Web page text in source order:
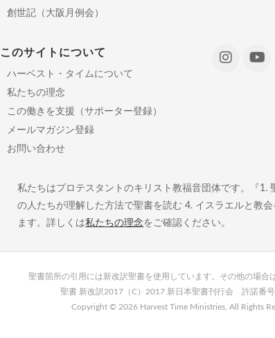
創世記（大阪月例会）
このサイトについて
ハーベスト・タイムについて
私たちの理念
この働きを支援（サポーター登録）
メールマガジン登録
お問い合わせ
私たちはプロテスタントのキリスト教福音団体です。『
の人たちが理解した方法で聖書を読む 4. イスラエルと教
ます。詳しくは私たちの理念をご確認ください。
聖書箇所の引用には新改訳聖書を使用しています。その他の場合
聖書 新改訳2017（C）2017 新日本聖書刊行会 許諾番
Copyright © 2026 Harvest Time Ministries, All Rights